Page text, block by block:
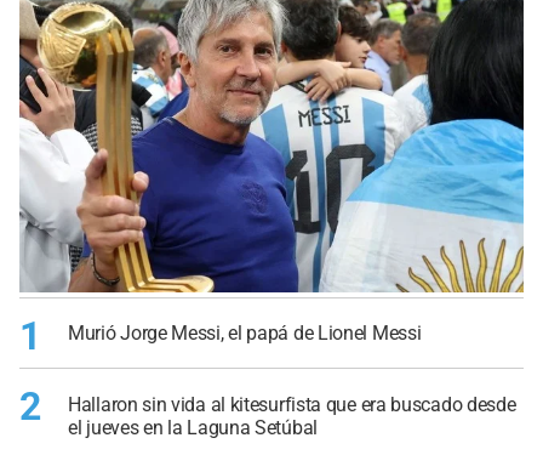
1 Murió Jorge Messi, el papá de Lionel Messi
2
Hallaron sin vida al kitesurfista que era buscado desde
el jueves en la Laguna Setúbal